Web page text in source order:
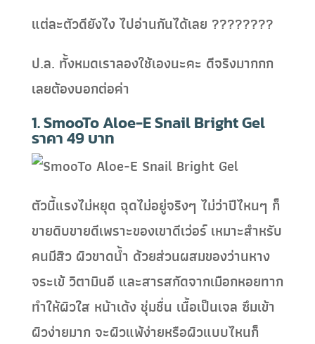
แต่ละตัวดียังไง ไปอ่านกันได้เลย ????????
ป.ล. ทั้งหมดเราลองใช้เองนะคะ ดีจริงมากกก
เลยต้องบอกต่อค่า
1. SmooTo Aloe-E Snail Bright Gel
ราคา 49 บาท
ตัวนี้แรงไม่หยุด ฉุดไม่อยู่จริงๆ ไม่ว่าปีไหนๆ ก็
ขายดิบขายดีเพราะของเขาดีเว่อร์ เหมาะสำหรับ
คนมีสิว ผิวขาดน้ำ ด้วยส่วนผสมของว่านหาง
จระเข้ วิตามินอี และสารสกัดจากเมือกหอยทาก
ทำให้ผิวใส หน้าเด้ง ชุ่มชื่น เนื้อเป็นเจล ซึมเข้า
ผิวง่ายมาก จะผิวแพ้ง่ายหรือผิวแบบไหนก็